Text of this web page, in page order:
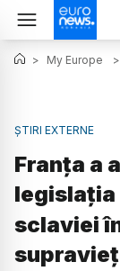
> My Europe >
ȘTIRI EXTERNE
Franța a
legislația
sclaviei